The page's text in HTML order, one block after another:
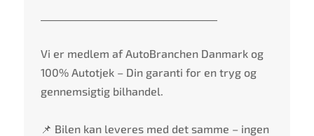
Vi er medlem af AutoBranchen Danmark og
100% Autotjek – Din garanti for en tryg og
gennemsigtig bilhandel.
📌 Bilen kan leveres med det samme – ingen